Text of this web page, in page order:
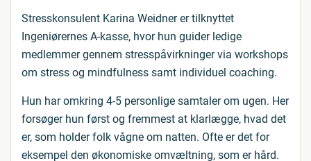
Stresskonsulent Karina Weidner er tilknyttet
Ingeniørernes A-kasse, hvor hun guider ledige
medlemmer gennem stresspåvirkninger via workshops
om stress og mindfulness samt individuel coaching.
Hun har omkring 4-5 personlige samtaler om ugen. Her
forsøger hun først og fremmest at klarlægge, hvad det
er, som holder folk vågne om natten. Ofte er det for
eksempel den økonomiske omvæltning, som er hård.